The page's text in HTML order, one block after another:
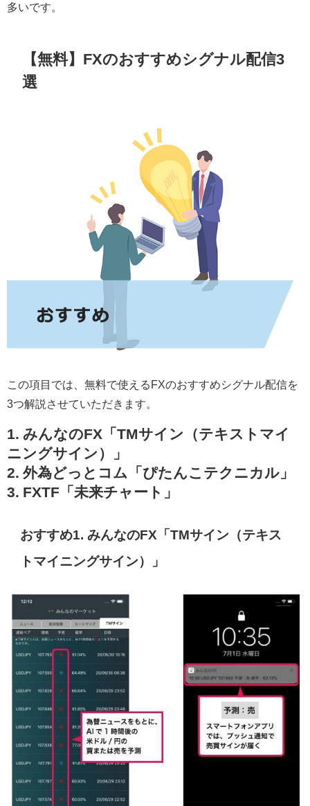
多いです。
【無料】FXのおすすめシグナル配信3
選
この項目では、無料で使えるFXのおすすめシグナル配信を
3つ解説させていただきます。
1. みんなのFX「TMサイン（テキストマイ
ニングサイン）」
2. 外為どっとコム「ぴたんこテクニカル」
3. FXTF「未来チャート」
おすすめ1. みんなのFX「TMサイン（テキス
トマイニングサイン）」